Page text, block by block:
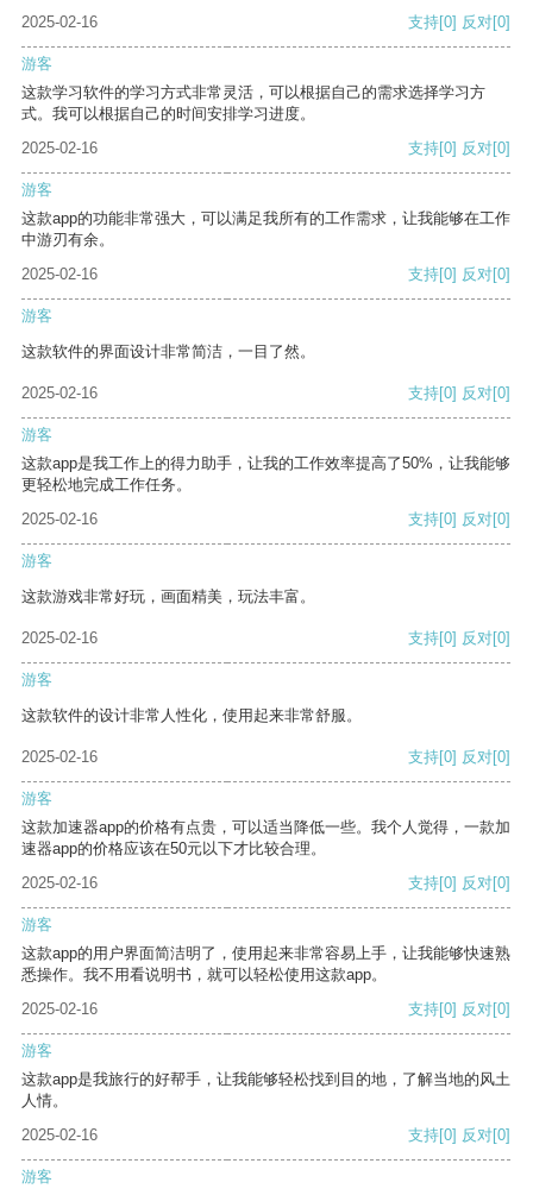
2025-02-16
支持[0] 反对[0]
游客
这款学习软件的学习方式非常灵活，可以根据自己的需求选择学习方
式。我可以根据自己的时间安排学习进度。
2025-02-16
支持[0] 反对[0]
游客
这款app的功能非常强大，可以满足我所有的工作需求，让我能够在工作
中游刃有余。
2025-02-16
支持[0] 反对[0]
游客
这款软件的界面设计非常简洁，一目了然。
2025-02-16 支持[0] 反对[0]
游客
这款app是我工作上的得力助手，让我的工作效率提高了50%，让我能够
更轻松地完成工作任务。
2025-02-16
支持[0] 反对[0]
游客
这款游戏非常好玩，画面精美，玩法丰富。
2025-02-16 支持[0] 反对[0]
游客
这款软件的设计非常人性化，使用起来非常舒服。
2025-02-16 支持[0] 反对[0]
游客
这款加速器app的价格有点贵，可以适当降低一些。我个人觉得，一款加
速器app的价格应该在50元以下才比较合理。
2025-02-16
支持[0] 反对[0]
游客
这款app的用户界面简洁明了，使用起来非常容易上手，让我能够快速熟
悉操作。我不用看说明书，就可以轻松使用这款app。
2025-02-16
支持[0] 反对[0]
游客
这款app是我旅行的好帮手，让我能够轻松找到目的地，了解当地的风土
人情。
2025-02-16
支持[0] 反对[0]
游客